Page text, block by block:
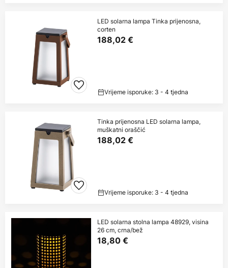
LED solarna lampa Tinka prijenosna,
corten
188,02 €
Vrijeme isporuke: 3 - 4 tjedna
Tinka prijenosna LED solarna lampa,
muškatni oraščić
188,02 €
Vrijeme isporuke: 3 - 4 tjedna
LED solarna stolna lampa 48929, visina
26 cm, crna/bež
18,80 €